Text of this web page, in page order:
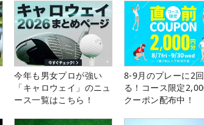
今年も男女プロが強い
「キャロウェイ」のニュ
ース一覧はこちら！
8-9月のプレーに2
る！コース限定
クーポン配布中！